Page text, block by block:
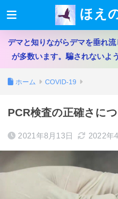
ほえ
デマと知りながらデマを垂れ
が多数います。騙されないよ
ホーム COVID-19
PCR検査の正確さに
2021年8月13日 2022年